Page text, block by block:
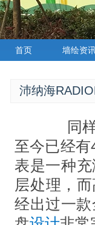
首页 墙绘资
沛纳海
同样
至今已经
表是一种
层处理，
经出过一